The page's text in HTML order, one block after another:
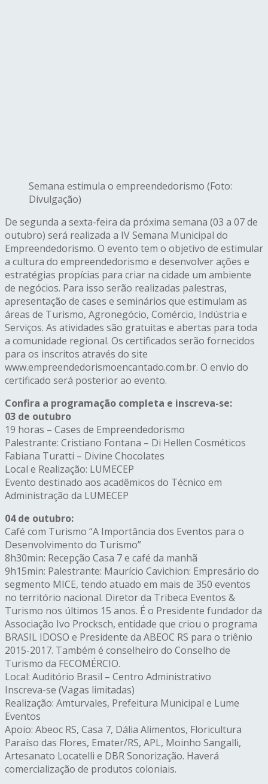
Semana estimula o empreendedorismo (Foto:
Divulgação)
De segunda a sexta-feira da próxima semana (03 a 07 de
outubro) será realizada a IV Semana Municipal do
Empreendedorismo. O evento tem o objetivo de estimular
a cultura do empreendedorismo e desenvolver ações e
estratégias propícias para criar na cidade um ambiente
de negócios. Para isso serão realizadas palestras,
apresentação de cases e seminários que estimulam as
áreas de Turismo, Agronegócio, Comércio, Indústria e
Serviços. As atividades são gratuitas e abertas para toda
a comunidade regional. Os certificados serão fornecidos
para os inscritos através do site
www.empreendedorismoencantado.com.br. O envio do
certificado será posterior ao evento.
Confira a programação completa e inscreva-se:
03 de outubro
19 horas – Cases de Empreendedorismo
Palestrante: Cristiano Fontana – Di Hellen Cosméticos
Fabiana Turatti – Divine Chocolates
Local e Realização: LUMECEP
Evento destinado aos acadêmicos do Técnico em
Administração da LUMECEP
04 de outubro:
Café com Turismo “A Importância dos Eventos para o
Desenvolvimento do Turismo”
8h30min: Recepção Casa 7 e café da manhã
9h15min: Palestrante: Maurício Cavichion: Empresário do
segmento MICE, tendo atuado em mais de 350 eventos
no território nacional. Diretor da Tribeca Eventos &
Turismo nos últimos 15 anos. É o Presidente fundador da
Associação Ivo Procksch, entidade que criou o programa
BRASIL IDOSO e Presidente da ABEOC RS para o triênio
2015-2017. Também é conselheiro do Conselho de
Turismo da FECOMÉRCIO.
Local: Auditório Brasil – Centro Administrativo
Inscreva-se (Vagas limitadas)
Realização: Amturvales, Prefeitura Municipal e Lume
Eventos
Apoio: Abeoc RS, Casa 7, Dália Alimentos, Floricultura
Paraíso das Flores, Emater/RS, APL, Moinho Sangalli,
Artesanato Locatelli e DBR Sonorização. Haverá
comercialização de produtos coloniais.